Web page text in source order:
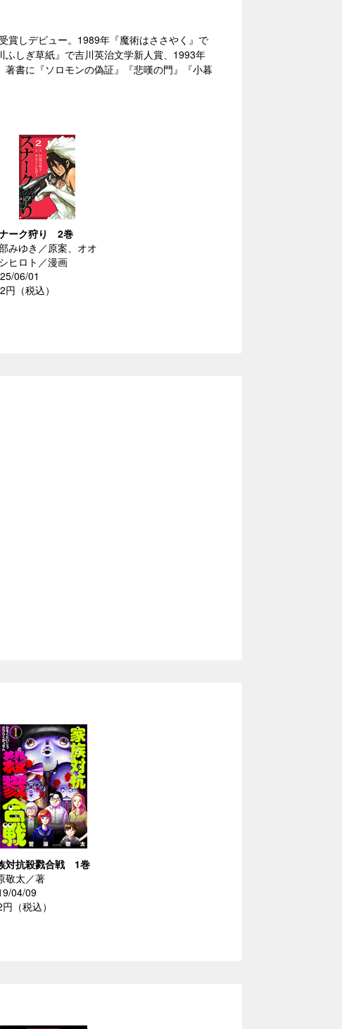
賞しデビュー。1989年『魔術はささやく』で
しぎ草紙』で吉川英治文学新人賞、1993年
書に『ソロモンの偽証』『悲嘆の門』『小暮
ーク狩り 2巻
みゆき／原案、オオ
ヒロト／漫画
06/01
円（税込）
対抗殺戮合戦 1巻
敬太／著
04/09
（税込）